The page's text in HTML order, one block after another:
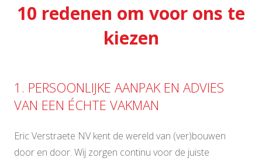
10 redenen om voor ons te
kiezen
1. PERSOONLIJKE AANPAK EN ADVIES
VAN EEN ÉCHTE VAKMAN
Eric Verstraete NV kent de wereld van (ver)bouwen
door en door. Wij zorgen continu voor de juiste